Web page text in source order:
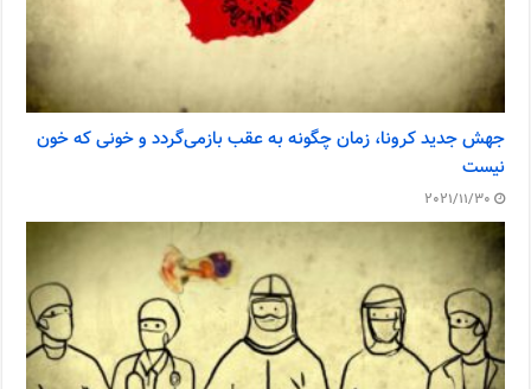
جهش جدید کرونا، زمان چگونه به عقب بازمی‌گردد و خونی که خون
نیست
2021/11/30